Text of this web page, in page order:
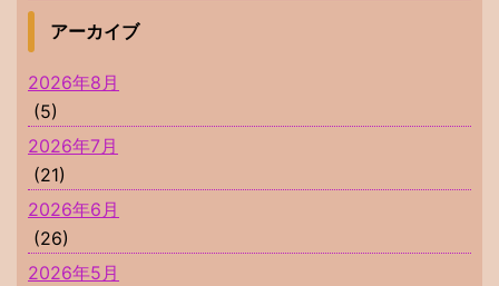
アーカイブ
2026年8月
(5)
2026年7月
(21)
2026年6月
(26)
2026年5月